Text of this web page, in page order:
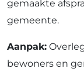
gemaakte
gemeente.
Aanpak:
bewoners en